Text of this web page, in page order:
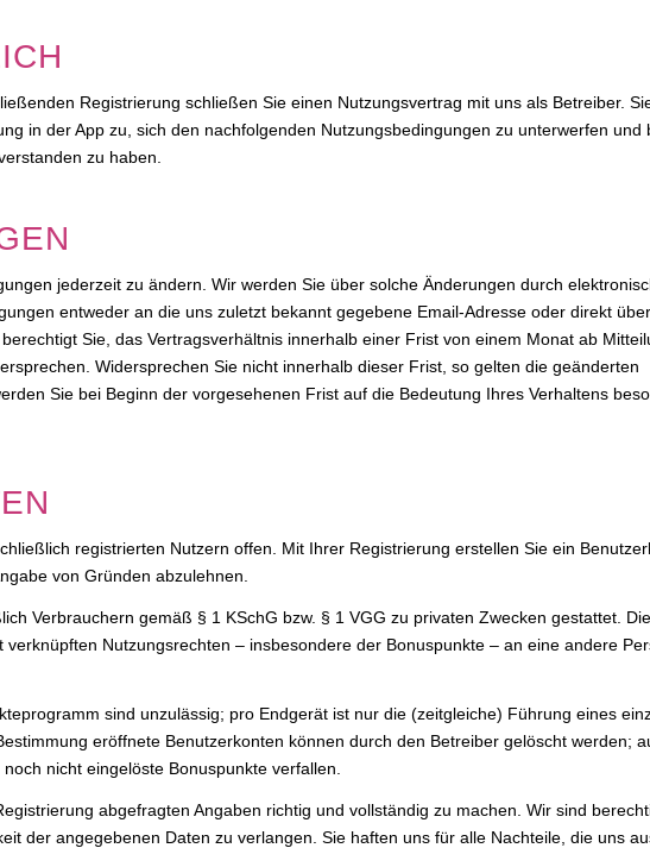
Registrierung schließen Sie einen Nutzungsvertrag mit uns als Betreiber.
in der App zu, sich den nachfolgenden Nutzungsbedingungen zu unterwerfen und
zu haben.
jederzeit zu ändern. Wir werden Sie über solche Änderungen durch
entweder an die uns zuletzt bekannt gegebene Email-Adresse oder direkt
Sie, das Vertragsverhältnis innerhalb einer Frist von einem Monat ab
Widersprechen Sie nicht innerhalb dieser Frist, so gelten die geänderten
Sie bei Beginn der vorgesehenen Frist auf die Bedeutung Ihres Verhaltens
registrierten Nutzern offen. Mit Ihrer Registrierung erstellen Sie ein
von Gründen abzulehnen.
Verbrauchern gemäß § 1 KSchG bzw. § 1 VGG zu privaten Zwecken gestattet. Die
Nutzungsrechten – insbesondere der Bonuspunkte – an eine andere
sind unzulässig; pro Endgerät ist nur die (zeitgleiche) Führung eines
eröffnete Benutzerkonten können durch den Betreiber gelöscht werden;
nicht eingelöste Bonuspunkte verfallen.
abgefragten Angaben richtig und vollständig zu machen. Wir sind
der angegebenen Daten zu verlangen. Sie haften uns für alle Nachteile, die uns